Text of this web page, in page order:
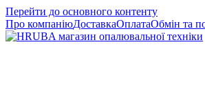
Перейти до основного контенту
Про компаніюДоставкаОплатаОбмін та